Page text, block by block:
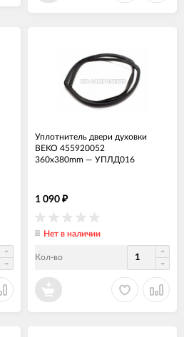
Уплотнитель двери духовки
BEKO 455920052
360x380mm — УПЛД016
1 090 ₽
Нет в наличии
Кол-во